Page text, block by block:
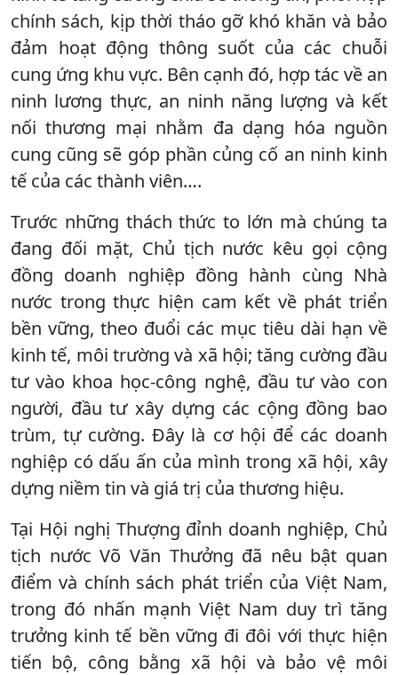
chính sách, kịp thời tháo gỡ khó khăn và bảo
đảm hoạt động thông suốt của các chuỗi
cung ứng khu vực. Bên cạnh đó, hợp tác về an
ninh lương thực, an ninh năng lượng và kết
nối thương mại nhằm đa dạng hóa nguồn
cung cũng sẽ góp phần củng cố an ninh kinh
tế của các thành viên….
Trước những thách thức to lớn mà chúng ta
đang đối mặt, Chủ tịch nước kêu gọi cộng
đồng doanh nghiệp đồng hành cùng Nhà
nước trong thực hiện cam kết về phát triển
bền vững, theo đuổi các mục tiêu dài hạn về
kinh tế, môi trường và xã hội; tăng cường đầu
tư vào khoa học-công nghệ, đầu tư vào con
người, đầu tư xây dựng các cộng đồng bao
trùm, tự cường. Đây là cơ hội để các doanh
nghiệp có dấu ấn của mình trong xã hội, xây
dựng niềm tin và giá trị của thương hiệu.
Tại Hội nghị Thượng đỉnh doanh nghiệp, Chủ
tịch nước Võ Văn Thưởng đã nêu bật quan
điểm và chính sách phát triển của Việt Nam,
trong đó nhấn mạnh Việt Nam duy trì tăng
trưởng kinh tế bền vững đi đôi với thực hiện
tiến bộ, công bằng xã hội và bảo vệ môi